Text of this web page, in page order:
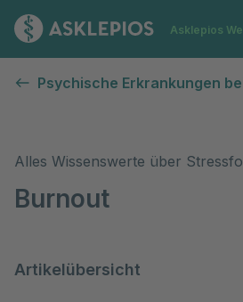
Zur
Asklepios
Psychische Erkrankungen
Alles Wissenswerte über
Burnout
Artikelübersicht